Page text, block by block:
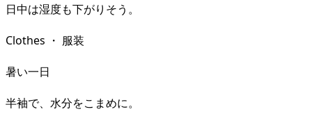
日中は湿度も下がりそう。
Clothes ・ 服装
暑い一日
半袖で、水分をこまめに。